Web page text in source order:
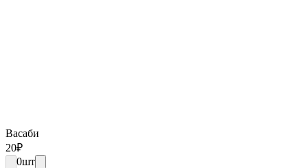
Васаби
20₽
0шт